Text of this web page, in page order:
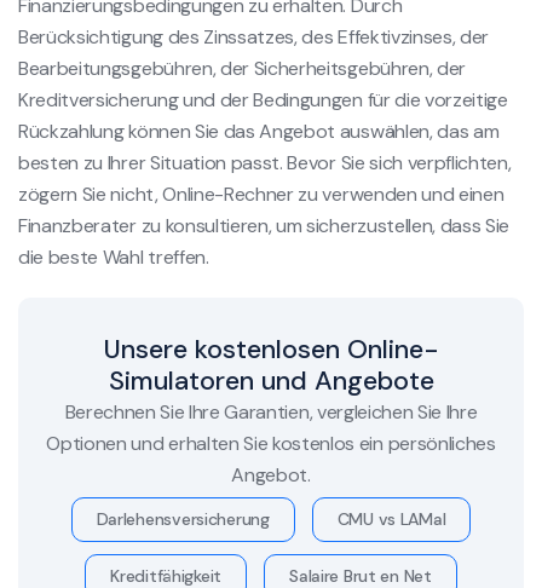
Finanzierungsbedingungen zu erhalten. Durch
Berücksichtigung des Zinssatzes, des Effektivzinses, der
Bearbeitungsgebühren, der Sicherheitsgebühren, der
Kreditversicherung und der Bedingungen für die vorzeitige
Rückzahlung können Sie das Angebot auswählen, das am
besten zu Ihrer Situation passt. Bevor Sie sich verpflichten,
zögern Sie nicht, Online-Rechner zu verwenden und einen
Finanzberater zu konsultieren, um sicherzustellen, dass Sie
die beste Wahl treffen.
Unsere kostenlosen Online-
Simulatoren und Angebote
Berechnen Sie Ihre Garantien, vergleichen Sie Ihre
Optionen und erhalten Sie kostenlos ein persönliches
Angebot.
Darlehensversicherung CMU vs LAMal
Kreditfähigkeit Salaire Brut en Net